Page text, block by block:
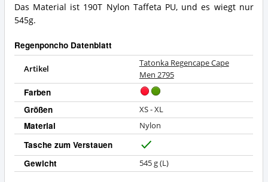
Das Material ist 190T Nylon Taffeta PU, und es wiegt nur
545g.
Regenponcho Datenblatt
Artikel
Tatonka Regencape Cape
Men 2795
Farben
Größen
XS - XL
Material Nylon
Tasche zum Verstauen
a
Gewicht 545 g (L)